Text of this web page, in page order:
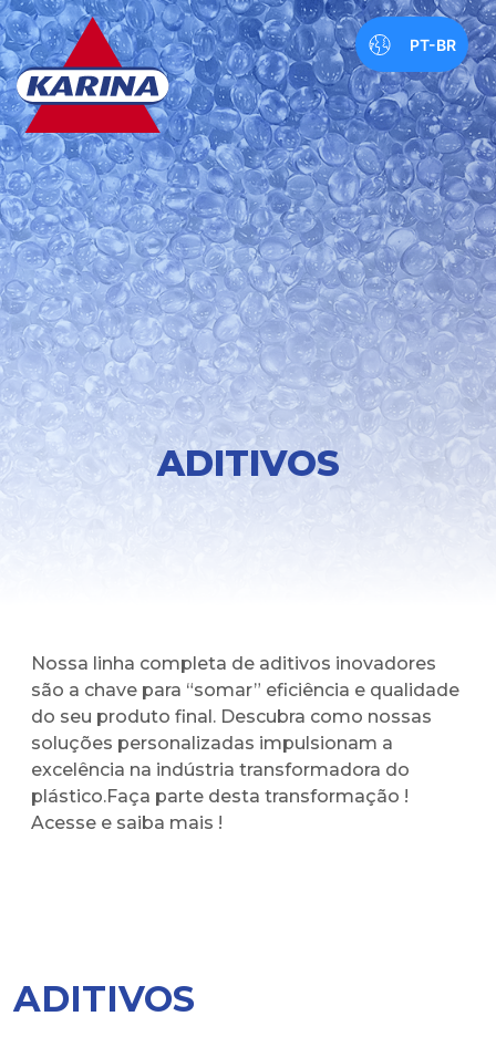
PT-BR
ADITIVOS
Nossa linha completa de aditivos inovadores
são a chave para “somar” eficiência e qualidade
do seu produto final. Descubra como nossas
soluções personalizadas impulsionam a
excelência na indústria transformadora do
plástico.Faça parte desta transformação !
Acesse e saiba mais !
ADITIVOS